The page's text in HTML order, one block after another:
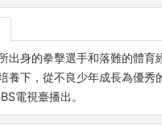
出身的拳擊選手和落難的體
養下，從不良少年成長為優
電視臺播出。